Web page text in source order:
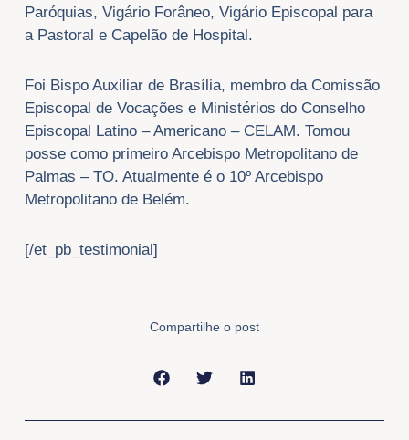
Paróquias, Vigário Forâneo, Vigário Episcopal para
a Pastoral e Capelão de Hospital.
Foi Bispo Auxiliar de Brasília, membro da Comissão
Episcopal de Vocações e Ministérios do Conselho
Episcopal Latino – Americano – CELAM. Tomou
posse como primeiro Arcebispo Metropolitano de
Palmas – TO. Atualmente é o 10º Arcebispo
Metropolitano de Belém.
[/et_pb_testimonial]
Compartilhe o post